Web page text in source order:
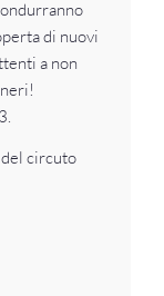
di nuovi
a non
circuto